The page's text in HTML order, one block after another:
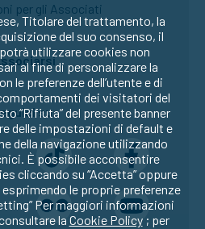
per gli Associati
su:
Titolare del trattamento, la
del suo consenso, il
utilizzare cookies non
al fine di personalizzare la
le preferenze dell’utente e di
dei visitatori del
“Rifiuta” del presente banner
delle impostazioni di default e
della navigazione utilizzando
È possibile acconsentire
cliccando su “Accetta” oppure
le proprie preferenze
Per maggiori informazioni
la Cookie Policy; per